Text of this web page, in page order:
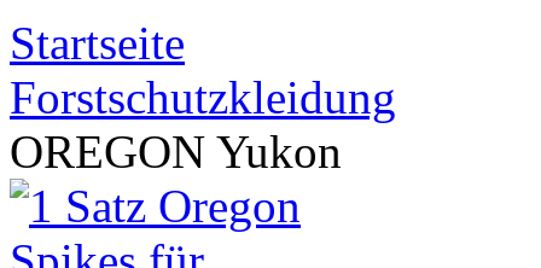
Startseite
Forstschutzkleidung
OREGON Yukon